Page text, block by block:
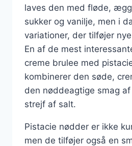
laves den med fløde,
sukker og vanilje, men i
variationer, der tilføjer
En af de mest
creme brulee med
kombinerer den søde,
den nøddeagtige smag
strejf af salt.
Pistacie nødder er ikke
men de tilføjer også en